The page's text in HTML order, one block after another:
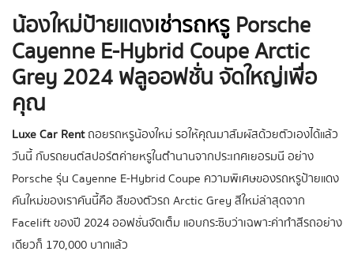
น้องใหม่ป้ายแดงเช่ารถหรู Porsche
Cayenne E-Hybrid Coupe Arctic
Grey 2024 ฟลูออฟชั่น จัดใหญ่เพื่อ
คุณ
Luxe Car Rentถอยรถหรูน้องใหม่ รอให้คุณมาสัมผัสด้วยตัวเองได้แล้ว
วันนี้ กับรถยนต์สปอร์ตค่ายหรูในตำนานจากประเทศเยอรมนี อย่าง
Porsche รุ่น Cayenne E-Hybrid Coupe ความพิเศษของรถหรูป้ายแดง
คันใหม่ของเราคันนี้คือ สีของตัวรถ Arctic Grey สีใหม่ล่าสุดจาก
Facelift ของปี 2024 ออฟชั่นจัดเต็ม แอบกระซิบว่าเฉพาะค่าทำสีรถอย่าง
เดียวก็ 170,000 บาทแล้ว